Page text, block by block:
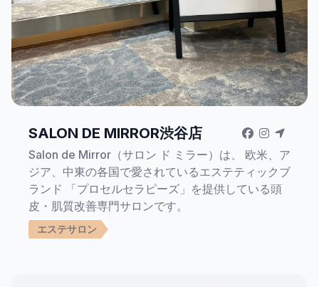
SALON DE MIRROR渋谷店
Salon de Mirror（サロン ド ミラー）は、 欧米、ア
ジア、中東の各国で愛されているエステティックブ
ランド 「プロセルセラピーズ」を提供している頭
皮・肌質改善専門サロンです。
エステサロン